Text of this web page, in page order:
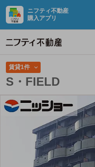
ニフティ不動産
購入アプリ
賃貸1件
S・FIELD